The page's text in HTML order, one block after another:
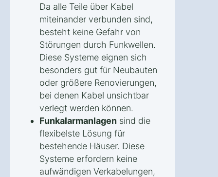
Da alle Teile über Kabel
miteinander verbunden sind,
besteht keine Gefahr von
Störungen durch Funkwellen.
Diese Systeme eignen sich
besonders gut für Neubauten
oder größere Renovierungen,
bei denen Kabel unsichtbar
verlegt werden können.
Funkalarmanlagen sind die
flexibelste Lösung für
bestehende Häuser. Diese
Systeme erfordern keine
aufwändigen Verkabelungen,